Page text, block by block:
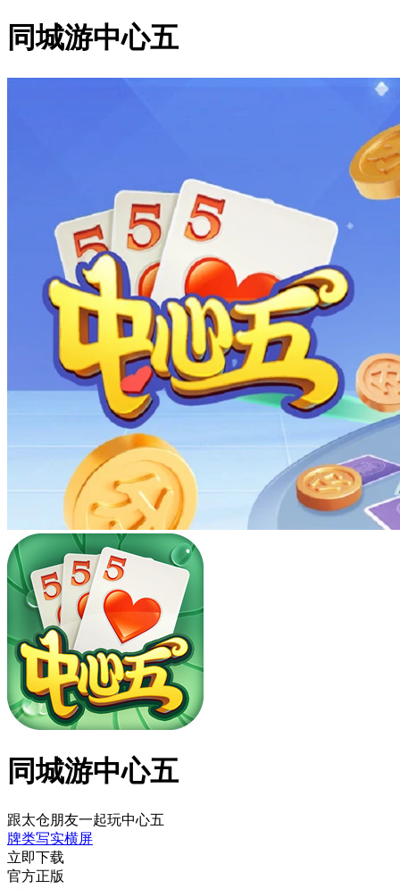
同城游中心五
同城游中心五
跟太仓朋友一起玩中心五
牌类写实横屏
立即下载
官方正版